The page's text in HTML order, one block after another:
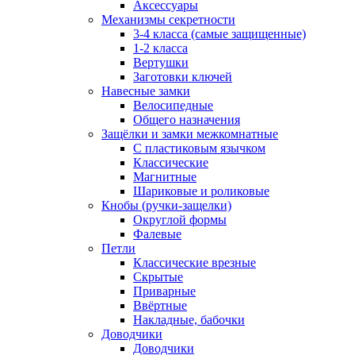
Аксессуары
Механизмы секретности
3-4 класса (самые защищенные)
1-2 класса
Вертушки
Заготовки ключей
Навесные замки
Велосипедные
Общего назначения
Защёлки и замки межкомнатные
С пластиковым язычком
Классические
Магнитные
Шариковые и роликовые
Кнобы (ручки-защелки)
Округлой формы
Фалевые
Петли
Классические врезные
Скрытые
Приварные
Ввёртные
Накладные, бабочки
Доводчики
Доводчики